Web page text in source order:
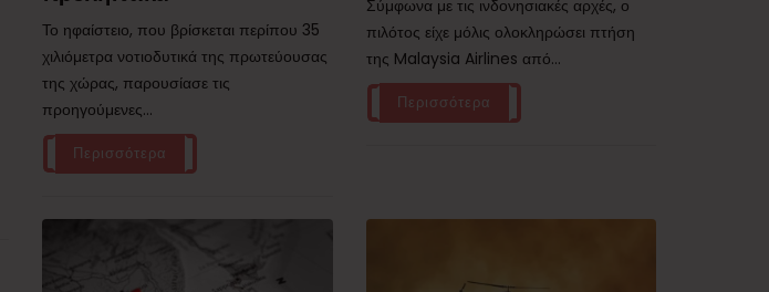
Το ηφαίστειο, που βρίσκεται περίπου 35
χιλιόμετρα νοτιοδυτικά της πρωτεύουσας
της χώρας, παρουσίασε τις
προηγούμενες...
Περισσότερα
Σύμφωνα με τις ινδονησιακές αρχές, ο
πιλότος είχε μόλις ολοκληρώσει πτήση
της Malaysia Airlines από...
Περισσότερα